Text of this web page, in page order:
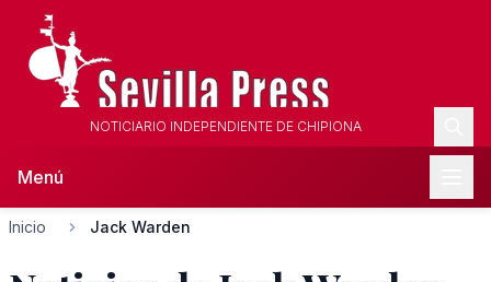
NOTICIARIO INDEPENDIENTE DE CHIPIONA
Menú
Inicio Jack Warden